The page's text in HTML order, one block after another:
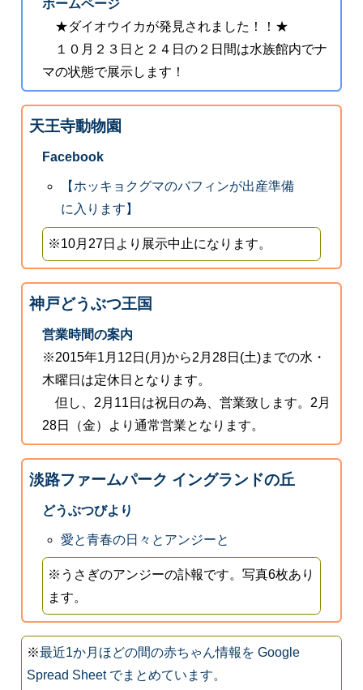
ホームページ
★ダイオウイカが発見されました！！★
１０月２３日と２４日の２日間は水族館内でナ
マの状態で展示します！
天王寺動物園
Facebook
【ホッキョクグマのバフィンが出産準備
に入ります】
※10月27日より展示中止になります。
神戸どうぶつ王国
営業時間の案内
※2015年1月12日(月)から2月28日(土)までの水・
木曜日は定休日となります。
但し、2月11日は祝日の為、営業致します。2月
28日（金）より通常営業となります。
淡路ファームパーク イングランドの丘
どうぶつびより
愛と青春の日々とアンジーと
※うさぎのアンジーの訃報です。写真6枚あり
ます。
※最近1か月ほどの間の赤ちゃん情報を Google
Spread Sheet でまとめています。